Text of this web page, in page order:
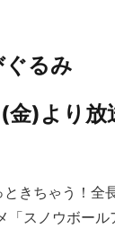
るみ
)より放
きちゃう！全
「スノウボール